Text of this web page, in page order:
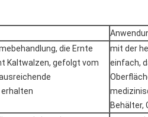
die Ernte
Kaltwalzen, gefolgt vom
mit der
einfach,
Behälter,